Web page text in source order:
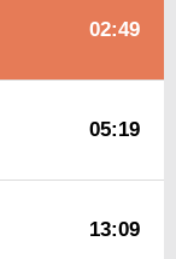
02:49
05:19
13:09